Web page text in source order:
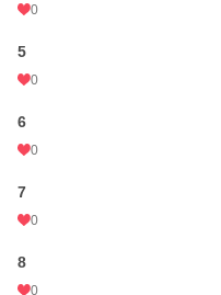
0
5
0
6
0
7
0
8
0